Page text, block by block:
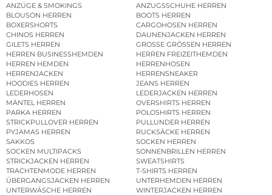
ANZÜGE & SMOKINGS
ANZUGSSCHUHE HERREN
BLOUSON HERREN
BOOTS HERREN
BOXERSHORTS
CARGOHOSEN HERREN
CHINOS HERREN
DAUNENJACKEN HERREN
GILETS HERREN
GROSSE GRÖSSEN HERREN
HERREN BUSINESSHEMDEN
HERREN FREIZEITHEMDEN
HERREN HEMDEN
HERRENHOSEN
HERRENJACKEN
HERRENSNEAKER
HOODIES HERREN
JEANS HERREN
LEDERHOSEN
LEDERJACKEN HERREN
MÄNTEL HERREN
OVERSHIRTS HERREN
PARKA HERREN
POLOSHIRTS HERREN
STRICKPULLOVER HERREN
PULLUNDER HERREN
PYJAMAS HERREN
RUCKSÄCKE HERREN
SAKKOS
SOCKEN HERREN
SOCKEN MULTIPACKS
SONNENBRILLEN HERREN
STRICKJACKEN HERREN
SWEATSHIRTS
TRACHTENMODE HERREN
T-SHIRTS HERREN
ÜBERGANGSJACKEN HERREN
UNTERHEMDEN HERREN
UNTERWÄSCHE HERREN
WINTERJACKEN HERREN